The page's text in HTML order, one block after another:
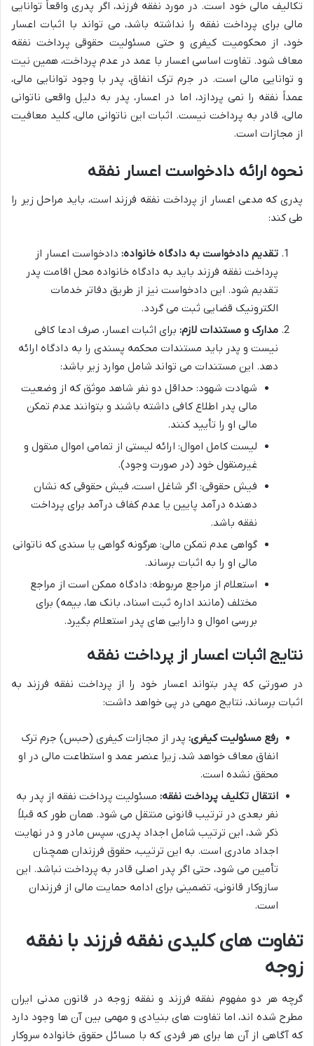
تکالیف مالی خود است. در مورد نفقه فرزند، اگر پدری واقعاً توانایی
مالی برای پرداخت نفقه را نداشته باشد، می تواند با اثبات اعسار
خود، از محکومیت کیفری و حتی مسئولیت حقوقی پرداخت نفقه
معاف شود. تفاوت اساسی اعسار با عمد در عدم پرداخت، همین نیت
و توانایی مالی است. در جرم ترک انفاق، پدر با وجود توانایی مالی،
عمداً نفقه را نمی پردازد، اما در اعسار، پدر به دلیل واقعی ناتوانی
مالی، قادر به پرداخت نیست. اثبات این ناتوانی مالی، کلید معافیت
از مجازات است.
نحوه ارائه دادخواست اعسار نفقه
پدری که مدعی اعسار از پرداخت نفقه فرزند است، باید مراحل زیر را
طی کند:
تقدیم دادخواست به دادگاه خانواده: دادخواست اعسار از
پرداخت نفقه فرزند باید به دادگاه خانواده محل اقامت پدر
تقدیم شود. این دادخواست نیز از طریق دفاتر خدمات
الکترونیک قضایی ثبت می گردد.
مدارک و مستندات لازم: برای اثبات اعسار، صرف ادعا کافی
نیست و پدر باید مستندات محکمه پسندی را به دادگاه ارائه
دهد. این مستندات می تواند شامل موارد زیر باشد:
شهادت شهود: حداقل دو نفر شاهد موثق که از وضعیت
مالی پدر اطلاع کافی داشته باشند و بتوانند عدم تمکن
مالی او را تأیید کنند.
لیست کامل اموال: ارائه لیستی از تمامی اموال منقول و
غیرمنقول خود (در صورت وجود).
فیش حقوقی: اگر شاغل است، فیش حقوقی که نشان
دهنده درآمد پایین یا عدم کفاف درآمد برای پرداخت
نفقه باشد.
گواهی عدم تمکن مالی: هرگونه گواهی یا سندی که ناتوانی
مالی او را به اثبات برساند.
استعلام از مراجع مربوطه: دادگاه ممکن است از مراجع
مختلف (مانند اداره ثبت اسناد، بانک ها، بیمه) برای
بررسی اموال و دارایی های پدر استعلام بگیرد.
نتایج اثبات اعسار از پرداخت نفقه
در صورتی که پدر بتواند اعسار خود را از پرداخت نفقه فرزند به
اثبات برساند، نتایج مهمی در پی خواهد داشت:
رفع مسئولیت کیفری: پدر از مجازات کیفری (حبس) جرم ترک
انفاق معاف خواهد شد، زیرا عنصر عمد و استطاعت مالی در او
محقق نشده است.
انتقال تکلیف پرداخت نفقه: مسئولیت پرداخت نفقه از پدر به
نفر بعدی در ترتیب قانونی منتقل می شود. همان طور که قبلاً
ذکر شد، این ترتیب شامل اجداد پدری، سپس مادر و در نهایت
اجداد مادری است. به این ترتیب، حقوق فرزندان همچنان
تأمین می شود، حتی اگر پدر اصلی قادر به پرداخت نباشد. این
سازوکار قانونی، تضمینی برای ادامه حمایت مالی از فرزندان
است.
تفاوت های کلیدی نفقه فرزند با نفقه
زوجه
گرچه هر دو مفهوم نفقه فرزند و نفقه زوجه در قانون مدنی ایران
مطرح شده اند، اما تفاوت های بنیادی و مهمی بین آن ها وجود دارد
که آگاهی از آن ها برای هر فردی که با مسائل حقوق خانواده سروکار